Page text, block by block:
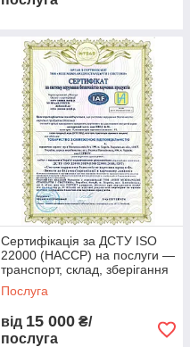
Сертифікація за ДСТУ ISO
22000 (HACCP) на послуги —
транспорт, склад, зберігання
харчових продуктів
Послуга
від 15 000 ₴/
послуга